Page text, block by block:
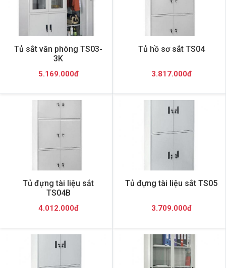
Tủ sắt văn phòng TS03-
3K
5.169.000đ
Tủ hồ sơ sắt TS04
3.817.000đ
Tủ đựng tài liệu sắt
TS04B
4.012.000đ
Tủ đựng tài liệu sắt TS05
3.709.000đ